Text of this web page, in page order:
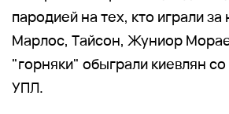
пародией на тех, кто играли
Марлос, Тайсон, Жуниор
"горняки" обыграли киевлян
УПЛ.